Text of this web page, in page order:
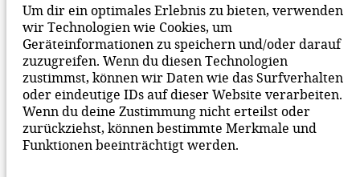
Um dir ein optimales Erlebnis zu bieten, verwenden
wir Technologien wie Cookies, um
Geräteinformationen zu speichern und/oder darauf
zuzugreifen. Wenn du diesen Technologien
zustimmst, können wir Daten wie das Surfverhalten
oder eindeutige IDs auf dieser Website verarbeiten.
Wenn du deine Zustimmung nicht erteilst oder
zurückziehst, können bestimmte Merkmale und
Funktionen beeinträchtigt werden.
MITEINANDER AUF UNSERER SEITE.